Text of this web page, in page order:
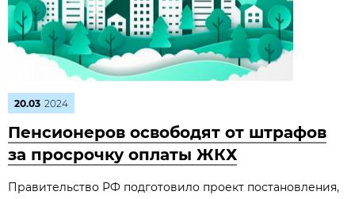
20.03 2024
Пенсионеров освободят от штрафов
за просрочку оплаты ЖКХ
Правительство РФ подготовило проект постановления,